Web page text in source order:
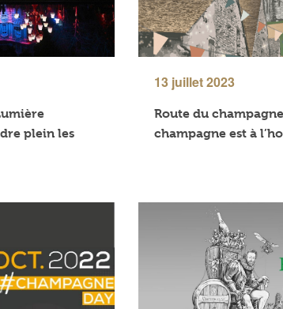
plein les
13 juillet 2023
Route du
champagne est à